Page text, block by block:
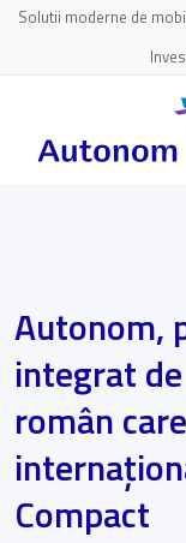
Solutii moderne de
Autonom,
integrat
român
Compact